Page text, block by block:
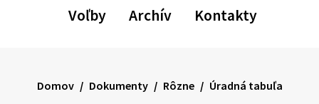
Voľby Archív Kontakty
Domov Dokumenty Rôzne Úradná tabuľa